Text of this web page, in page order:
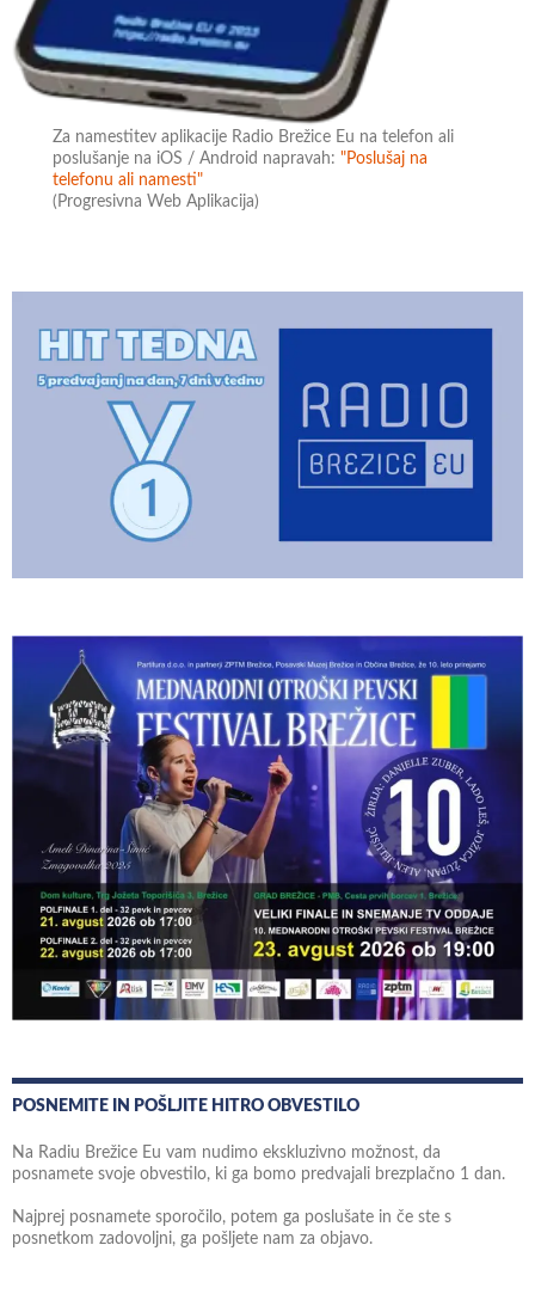
Za namestitev aplikacije Radio Brežice Eu na telefon ali
poslušanje na iOS / Android napravah:"Poslušaj na
telefonu ali namesti"
(Progresivna Web Aplikacija)
POSNEMITE IN POŠLJITE HITRO OBVESTILO
Na Radiu Brežice Eu vam nudimo ekskluzivno možnost, da
posnamete svoje obvestilo, ki ga bomo predvajali brezplačno 1 dan.
Najprej posnamete sporočilo, potem ga poslušate in če ste s
posnetkom zadovoljni, ga pošljete nam za objavo.